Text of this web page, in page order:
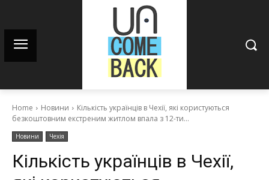
Home Новини
Кількість українців в Чехії, які користуються
безкоштовним екстреним житлом впала з 12-ти...
Новини Чехія
Кількість українців в Чехії,